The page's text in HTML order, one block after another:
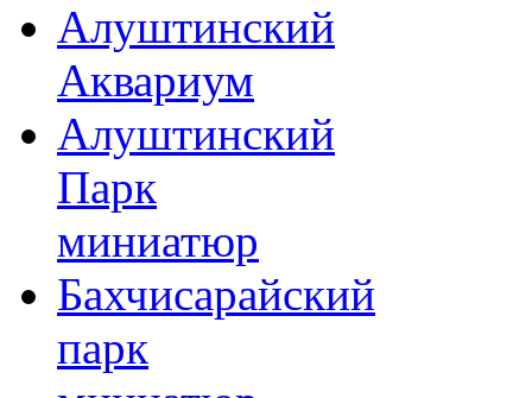
Алуштинский
Аквариум
Алуштинский
Парк
миниатюр
Бахчисарайский
парк